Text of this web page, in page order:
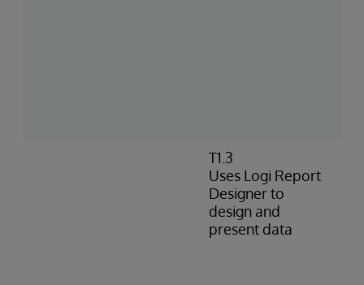
T1.3
Uses Logi Report
Designer to
design and
present data